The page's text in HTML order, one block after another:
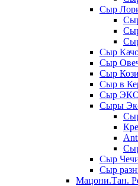
Сыр
Сыр
Сыр
Сыр
Сыр в
Сыр
Сыры
Сыр
Сыр
Мацони.Тан.